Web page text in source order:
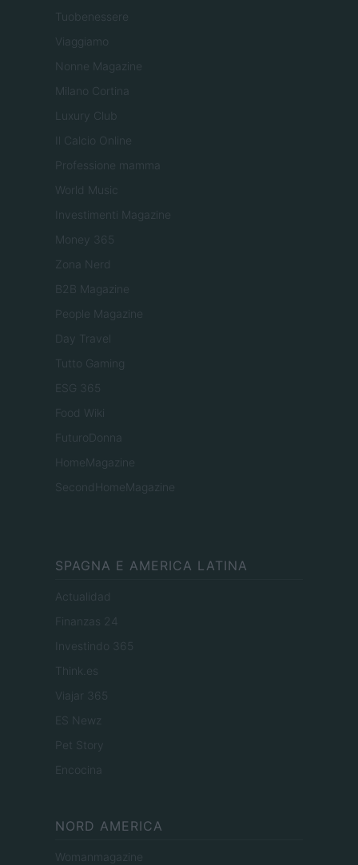
Tuobenessere
Viaggiamo
Nonne Magazine
Milano Cortina
Luxury Club
Il Calcio Online
Professione mamma
World Music
Investimenti Magazine
Money 365
Zona Nerd
B2B Magazine
People Magazine
Day Travel
Tutto Gaming
ESG 365
Food Wiki
FuturoDonna
HomeMagazine
SecondHomeMagazine
SPAGNA E AMERICA LATINA
Actualidad
Finanzas 24
Investindo 365
Think.es
Viajar 365
ES Newz
Pet Story
Encocina
NORD AMERICA
Womanmagazine